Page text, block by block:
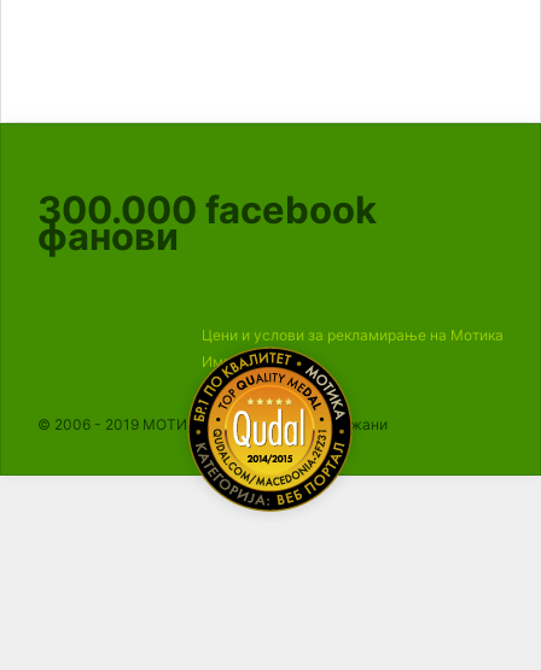
300.000 facebook
фанови
Цени и услови за рекламирање на Мотика
Импресум
© 2006 - 2019 МОТИКА, Сите права се задржани